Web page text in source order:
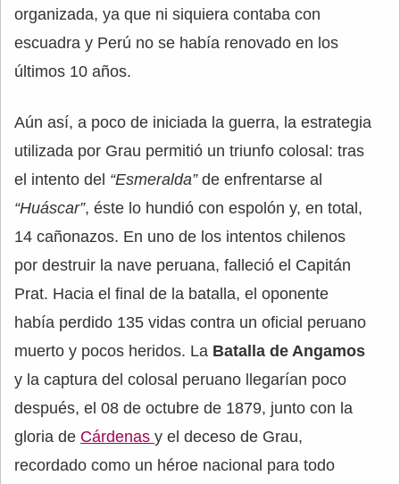
organizada, ya que ni siquiera contaba con
escuadra y Perú no se había renovado en los
últimos 10 años.
Aún así, a poco de iniciada la guerra, la estrategia
utilizada por Grau permitió un triunfo colosal: tras
el intento del “Esmeralda”de enfrentarse al
“Huáscar”, éste lo hundió con espolón y, en total,
14 cañonazos. En uno de los intentos chilenos
por destruir la nave peruana, falleció el Capitán
Prat. Hacia el final de la batalla, el oponente
había perdido 135 vidas contra un oficial peruano
muerto y pocos heridos. La Batalla de Angamos
y la captura del colosal peruano llegarían poco
después, el 08 de octubre de 1879, junto con la
gloria de Cárdenas y el deceso de Grau,
recordado como un héroe nacional para todo